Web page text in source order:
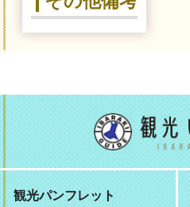
観光パンフレット